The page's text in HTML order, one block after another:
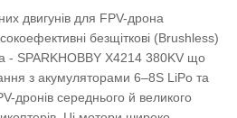
двигунів для FPV-дрона
безщіткові (Brushless)
- SPARKHOBBY X4214 380KV що
з акумуляторами 6–8S LiPo та
дронів середнього й великого